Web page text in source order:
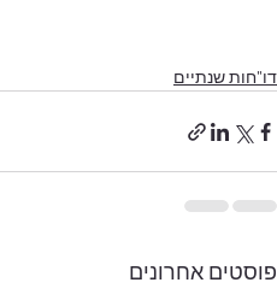
דו"חות שנתיים
פוסטים אחרונים